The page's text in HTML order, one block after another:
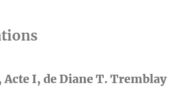
I, de Diane T. Tremblay